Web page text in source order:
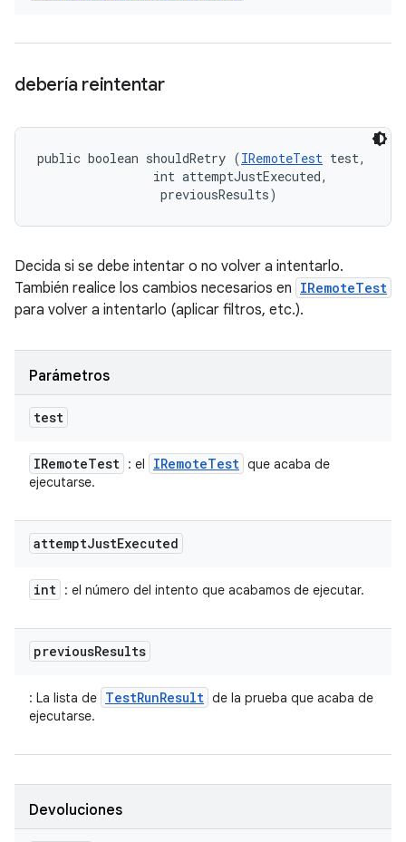
debería reintentar
public boolean shouldRetry (IRemoteTest test,
                int attemptJustExecuted,
previousResults)
Decida si se debe intentar o no volver a intentarlo.
También realice los cambios necesarios en IRemoteTest
para volver a intentarlo (aplicar filtros, etc.).
Parámetros
test
IRemoteTest : el IRemoteTest que acaba de
ejecutarse.
attemptJustExecuted
int : el número del intento que acabamos de ejecutar.
previousResults
: La lista de TestRunResult de la prueba que acaba de
ejecutarse.
Devoluciones